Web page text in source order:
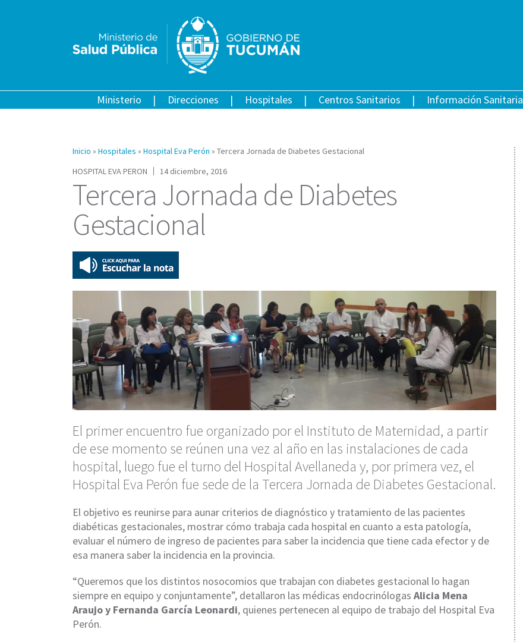
Ministerio Direcciones Hospitales Centros Sanitarios Información Sanitaria
Inicio » Hospitales » Hospital Eva Perón » Tercera Jornada de Diabetes Gestacional
HOSPITAL EVA PERON
14 diciembre, 2016
Tercera Jornada de Diabetes
Gestacional
El primer encuentro fue organizado por el Instituto de Maternidad, a partir
de ese momento se reúnen una vez al año en las instalaciones de cada
hospital, luego fue el turno del Hospital Avellaneda y, por primera vez, el
Hospital Eva Perón fue sede de la Tercera Jornada de Diabetes Gestacional.
El objetivo es reunirse para aunar criterios de diagnóstico y tratamiento de las pacientes
diabéticas gestacionales, mostrar cómo trabaja cada hospital en cuanto a esta patología,
evaluar el número de ingreso de pacientes para saber la incidencia que tiene cada efector y de
esa manera saber la incidencia en la provincia.
“Queremos que los distintos nosocomios que trabajan con diabetes gestacional lo hagan
siempre en equipo y conjuntamente”, detallaron las médicas endocrinólogas Alicia Mena
Araujo y Fernanda García Leonardi, quienes pertenecen al equipo de trabajo del Hospital Eva
Perón.